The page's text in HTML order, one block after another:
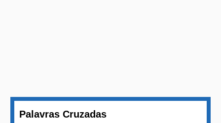
Palavras Cruzadas